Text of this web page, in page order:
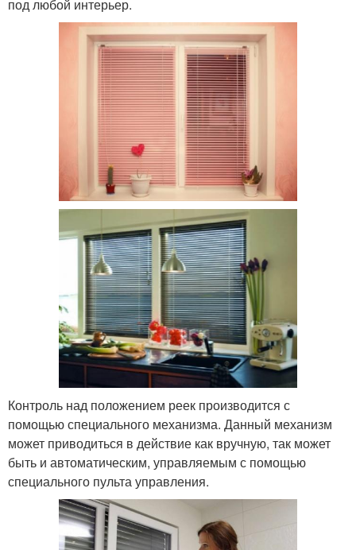
под любой интерьер.
Контроль над положением реек производится с
помощью специального механизма. Данный механизм
может приводиться в действие как вручную, так может
быть и автоматическим, управляемым с помощью
специального пульта управления.